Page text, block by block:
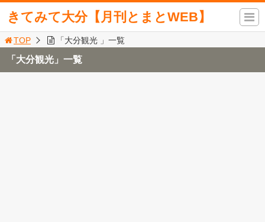
きてみて大分【月刊とまとWEB】
TOP 「大分観光 」一覧
「大分観光」一覧